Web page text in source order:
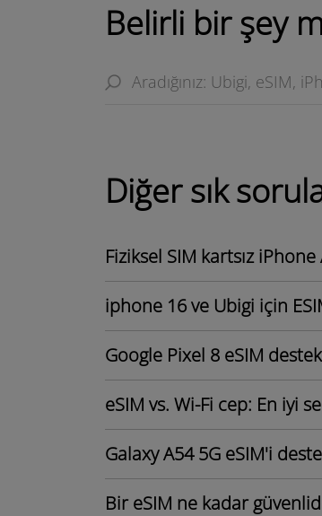
Belirli bir şey
Diğer sık
Fiziksel SIM kartsız
iphone 16 ve Ubigi için
Google Pixel 8 eSIM
eSIM vs. Wi-Fi cep: En iyi
Galaxy A54 5G eSIM'i
Bir eSIM ne kadar